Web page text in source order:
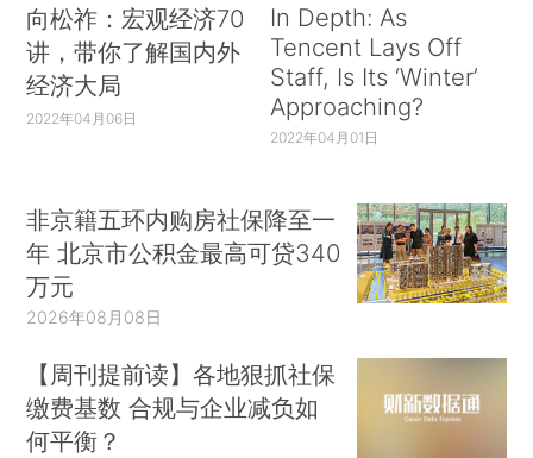
向松祚：宏观经济70
讲，带你了解国内外
经济大局
2022年04月06日
In Depth: As
Tencent Lays Off
Staff, Is Its ‘Winter’
Approaching?
2022年04月01日
非京籍五环内购房社保降至一
年 北京市公积金最高可贷340
万元
2026年08月08日
【周刊提前读】各地狠抓社保
缴费基数 合规与企业减负如
何平衡？